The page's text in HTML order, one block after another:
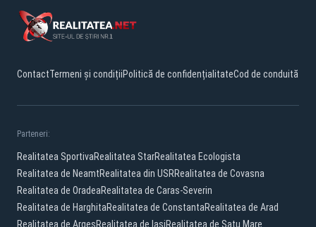
ContactTermeni și condițiiPolitică de confidențialitateCod de conduită
Parteneri:
Realitatea SportivaRealitatea StarRealitatea Ecologista
Realitatea de NeamtRealitatea din USRRealitatea de Covasna
Realitatea de OradeaRealitatea de Caras-Severin
Realitatea de HarghitaRealitatea de ConstantaRealitatea de Arad
Realitatea de ArgesRealitatea de IasiRealitatea de Satu Mare